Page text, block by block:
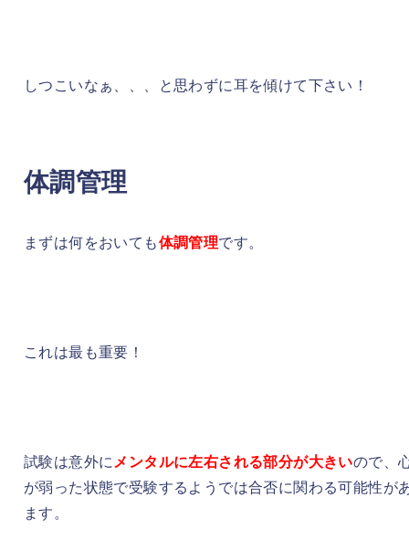
しつこいなぁ、、、と思わずに耳を傾けて下さい！
体調管理
まずは何をおいても体調管理です。
これは最も重要！
試験は意外にメンタルに左右される部分が大きいので、
が弱った状態で受験するようでは合否に関わる可能性が
ます。